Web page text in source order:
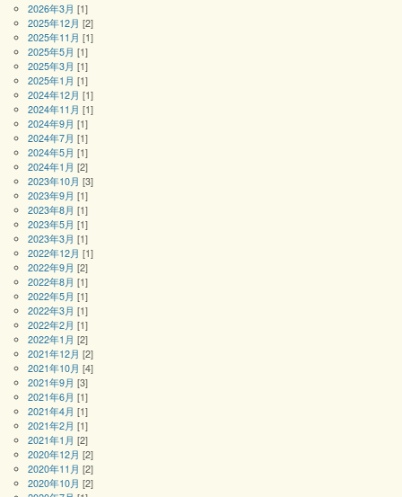
2026年3月 [1]
2025年12月 [2]
2025年11月 [1]
2025年5月 [1]
2025年3月 [1]
2025年1月 [1]
2024年12月 [1]
2024年11月 [1]
2024年9月 [1]
2024年7月 [1]
2024年5月 [1]
2024年1月 [2]
2023年10月 [3]
2023年9月 [1]
2023年8月 [1]
2023年5月 [1]
2023年3月 [1]
2022年12月 [1]
2022年9月 [2]
2022年8月 [1]
2022年5月 [1]
2022年3月 [1]
2022年2月 [1]
2022年1月 [2]
2021年12月 [2]
2021年10月 [4]
2021年9月 [3]
2021年6月 [1]
2021年4月 [1]
2021年2月 [1]
2021年1月 [2]
2020年12月 [2]
2020年11月 [2]
2020年10月 [2]